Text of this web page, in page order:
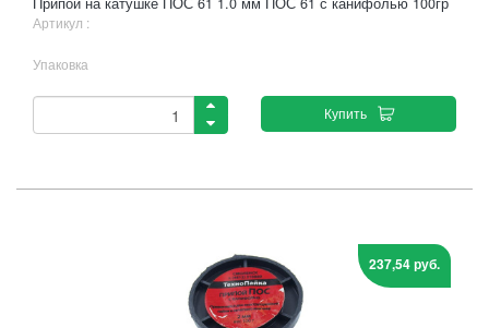
Артикул :
Упаковка
Купить
237,54 руб.